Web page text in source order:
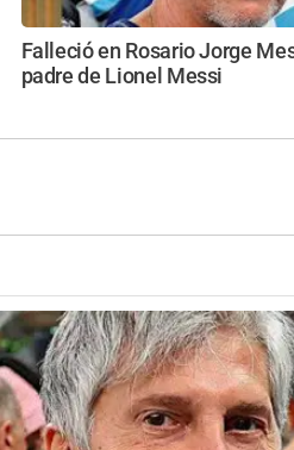
Falleció en Rosario Jorge
padre de Lionel Messi